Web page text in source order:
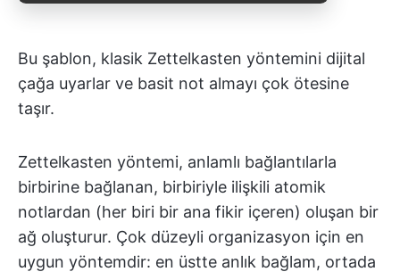
Bu şablon, klasik Zettelkasten yöntemini dijital
çağa uyarlar ve basit not almayı çok ötesine
taşır.
Zettelkasten yöntemi, anlamlı bağlantılarla
birbirine bağlanan, birbiriyle ilişkili atomik
notlardan (her biri bir ana fikir içeren) oluşan bir
ağ oluşturur. Çok düzeyli organizasyon için en
uygun yöntemdir: en üstte anlık bağlam, ortada